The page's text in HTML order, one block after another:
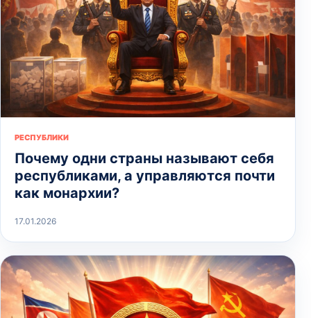
РЕСПУБЛИКИ
Почему одни страны называют себя
республиками, а управляются почти
как монархии?
17.01.2026